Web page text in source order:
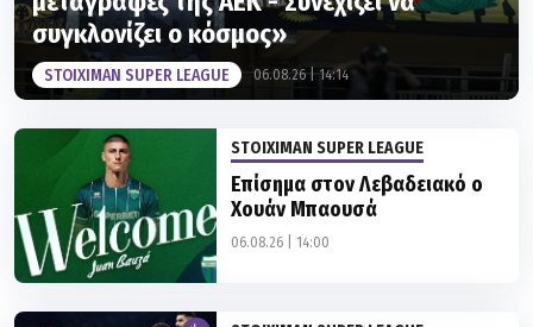
STOIXIMAN SUPER LEAGUE 06.08.26 | 14:14
STOIXIMAN SUPER LEAGUE
Χουάν Μπαουσά
06.08.26 | 14:00